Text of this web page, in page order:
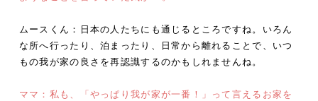
ムースくん：日本の人たちにも通じるところですね。いろん
な所へ行ったり、泊まったり、日常から離れることで、いつ
もの我が家の良さを再認識するのかもしれませんね。
ママ：私も、「やっぱり我が家が一番！」って言えるお家を